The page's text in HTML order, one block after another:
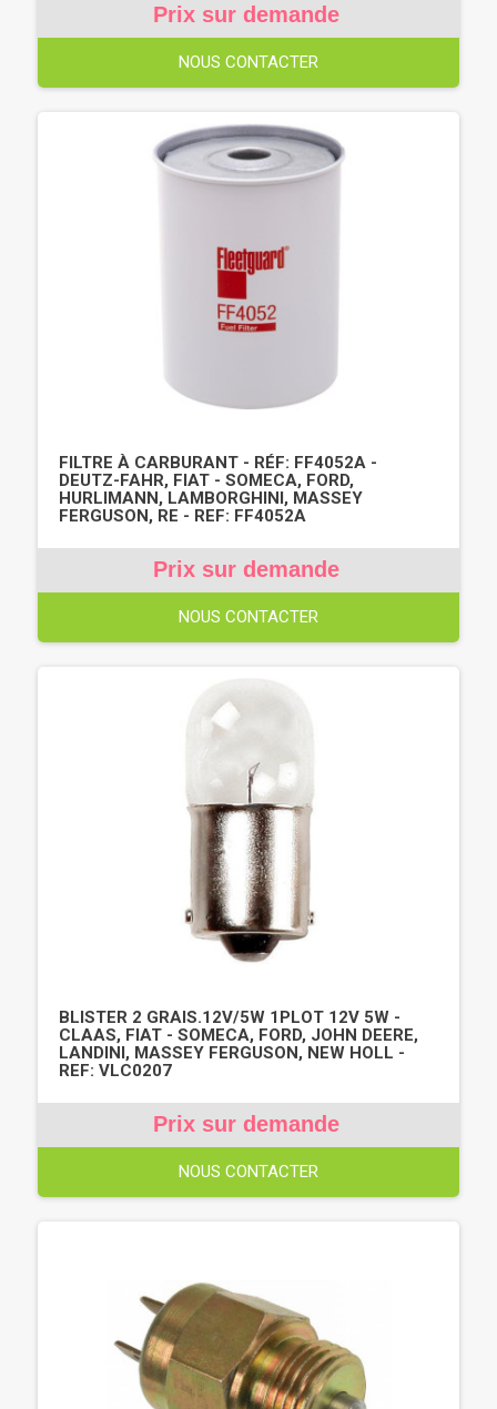
Prix sur demande
NOUS CONTACTER
FILTRE À CARBURANT - RÉF: FF4052A -
DEUTZ-FAHR, FIAT - SOMECA, FORD,
HURLIMANN, LAMBORGHINI, MASSEY
FERGUSON, RE - REF: FF4052A
Prix sur demande
NOUS CONTACTER
BLISTER 2 GRAIS.12V/5W 1PLOT 12V 5W -
CLAAS, FIAT - SOMECA, FORD, JOHN DEERE,
LANDINI, MASSEY FERGUSON, NEW HOLL -
REF: VLC0207
Prix sur demande
NOUS CONTACTER